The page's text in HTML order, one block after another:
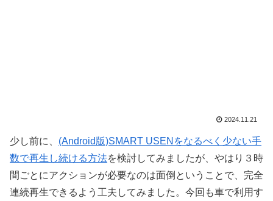
2024.11.21
少し前に、 (Android版)SMART USENをなるべく少ない手
数で再生し続ける方法を検討してみましたが、やはり３時
間ごとにアクションが必要なのは面倒ということで、完全
連続再生できるよう工夫してみました。今回も車で利用す